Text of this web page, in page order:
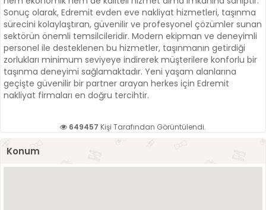
Sonuç olarak, Edremit evden eve nakliyat hizmetleri, taşınma
sürecini kolaylaştıran, güvenilir ve profesyonel çözümler sunan
sektörün önemli temsilcileridir. Modern ekipman ve deneyimli
personel ile desteklenen bu hizmetler, taşınmanın getirdiği
zorlukları minimum seviyeye indirerek müşterilere konforlu bir
taşınma deneyimi sağlamaktadır. Yeni yaşam alanlarına
geçişte güvenilir bir partner arayan herkes için Edremit
nakliyat firmaları en doğru tercihtir.
649457 Kişi Tarafından Görüntülendi.
Konum